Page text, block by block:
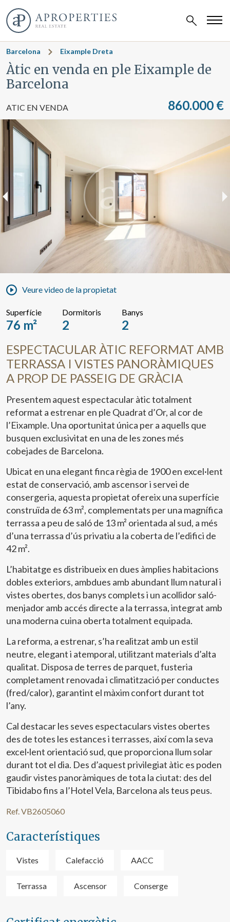
Barcelona Eixample Dreta
Àtic en venda en ple Eixample de
Barcelona
ATIC EN VENDA 860.000 €
Veure video de la propietat
Superfície
76 m²
Dormitoris
2
Banys
2
ESPECTACULAR ÀTIC REFORMAT AMB
TERRASSA I VISTES PANORÀMIQUES
A PROP DE PASSEIG DE GRÀCIA
Presentem aquest espectacular àtic totalment
reformat a estrenar en ple Quadrat d’Or, al cor de
l’Eixample. Una oportunitat única per a aquells que
busquen exclusivitat en una de les zones més
cobejades de Barcelona.
Ubicat en una elegant finca règia de 1900 en excel·lent
estat de conservació, amb ascensor i servei de
consergeria, aquesta propietat ofereix una superfície
construïda de 63 m², complementats per una magnífica
terrassa a peu de saló de 13 m² orientada al sud, a més
d’una terrassa d’ús privatiu a la coberta de l’edifici de
42 m².
L’habitatge es distribueix en dues àmplies habitacions
dobles exteriors, ambdues amb abundant llum natural i
vistes obertes, dos banys complets i un acollidor saló-
menjador amb accés directe a la terrassa, integrat amb
una moderna cuina oberta totalment equipada.
La reforma, a estrenar, s’ha realitzat amb un estil
neutre, elegant i atemporal, utilitzant materials d’alta
qualitat. Disposa de terres de parquet, fusteria
completament renovada i climatització per conductes
(fred/calor), garantint el màxim confort durant tot
l’any.
Cal destacar les seves espectaculars vistes obertes
des de totes les estances i terrasses, així com la seva
excel·lent orientació sud, que proporciona llum solar
durant tot el dia. Des d’aquest privilegiat àtic es poden
gaudir vistes panoràmiques de tota la ciutat: des del
Tibidabo fins a l’Hotel Vela, Barcelona als teus peus.
Ref. VB2605060
Característiques
Vistes Calefacció AACC
Terrassa Ascensor Conserge
Modificar cookies
Tècniques i funcionals
informació amb la finalitat de millorar els nostres serveis.
Si continua navegant, suposa l'acceptació de la instal·lació
navegador podent, si així ho desitja, impedir que siguin
navegació de la pàgina web.